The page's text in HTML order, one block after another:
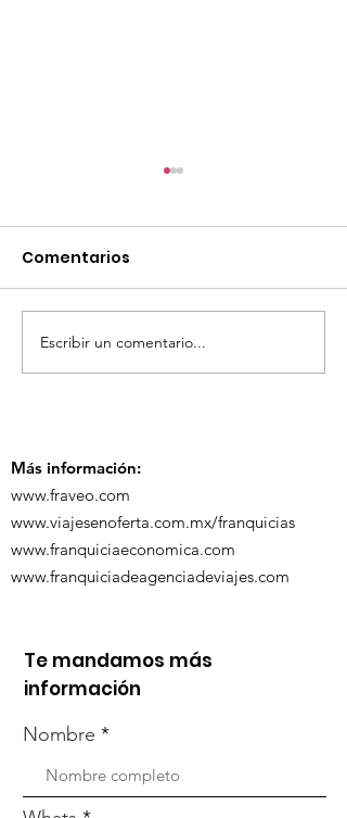
TourTravelynByFraveo
participó en la
Comentarios
Escribir un comentario...
Más información:
www.fraveo.com
www.viajesenoferta.com.mx/franquicias
www.franquiciaeconomica.com
www.franquiciadeagenciadeviajes.com
Te mandamos más
información
Nombre